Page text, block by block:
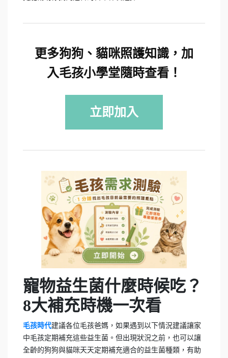
更多狗狗、貓咪照護知識，加
入毛孩小學堂隨時查看！
立即加入
寵物益生菌什麼時候吃？
8大補充時機一次看
毛孩時代建議各位毛孩爸媽，如果遇到以下情況建議讓家
中毛孩定期補充這些益生菌。但出現狀況之前，也可以讓
全齡的狗狗與貓咪天天定期補充適合的益生菌種類，有助